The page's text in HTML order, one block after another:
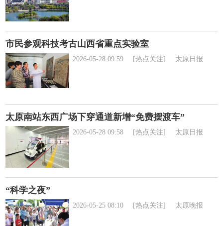
市民参观科技考古山西省重点实验室
2026-05-28 09:59 [热点关注] 太原日报
太原南站东西广场下穿通道新增“免费摆渡车”
2026-05-28 09:58 [热点关注] 太原日报
“科学之夜”
2026-05-25 08:10 [热点关注] 太原晚报